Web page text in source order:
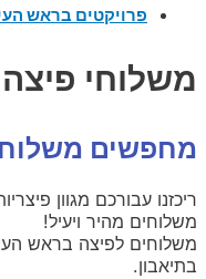
פרויקטים בראש
משלוחי
מחפשים
ריכזנו עבורכם מגוון
משלוחים מהיר ויעיל!
משלוחים לפיצה בראש
בתיאבון.